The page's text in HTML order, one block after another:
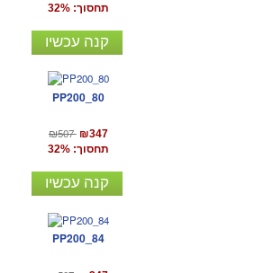
תחסוך: 32%
קנה עכשיו
PP200_80
₪507 ₪347
תחסוך: 32%
קנה עכשיו
PP200_84